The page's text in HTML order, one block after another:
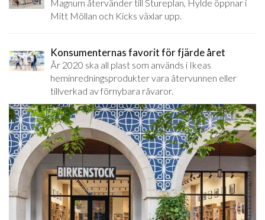
Magnum återvänder till Stureplan, Hylde öppnar i
Mitt Möllan och Kicks växlar upp.
Konsumenternas favorit för fjärde året
År 2020 ska all plast som används i Ikeas
heminredningsprodukter vara återvunnen eller
tillverkad av förnybara råvaror.